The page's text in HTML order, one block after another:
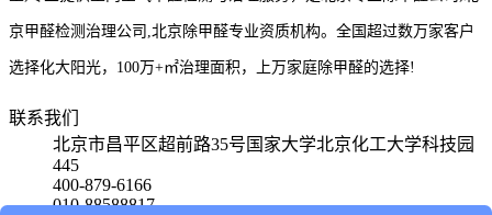
京甲醛检测治理公司,北京除甲醛专业资质机构。全国超过数万家客户
选择化大阳光，100万+㎡治理面积，上万家庭除甲醛的选择!
联系我们
北京市昌平区超前路35号国家大学北京化工大学科技园
445
400-879-6166
010-88588817